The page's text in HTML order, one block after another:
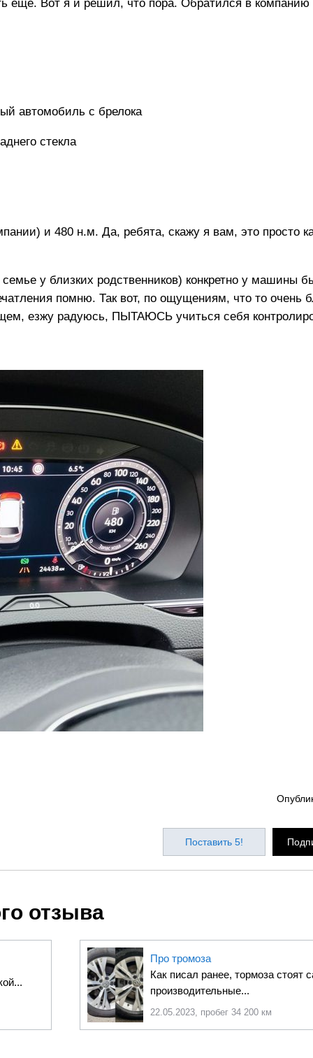
еще. Вот я и решил, что пора. Обратился в компанию
автомобиль с брелока
стекла
и 480 н.м. Да, ребята, скажу я вам, это просто
у близких родственников) конкретно у машины
помню. Так вот, по ощущениям, что то очень
езжу радуюсь, ПЫТАЮСЬ учиться себя
Поставить 5!
отзыва
Про тромоза
Как писал ранее, тормоза стоят
производительные...
22.05.2023, пробег 34 200 км